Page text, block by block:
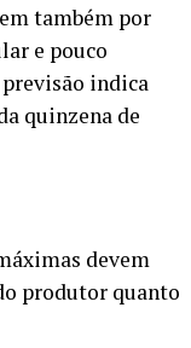
também por
e pouco
indica
quinzena de
devem
produtor quanto